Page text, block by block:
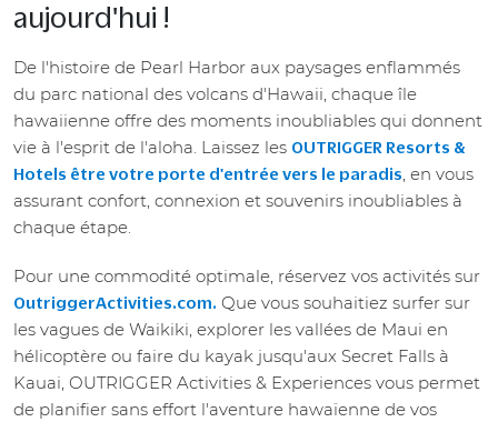
aujourd'hui !
De l'histoire de Pearl Harbor aux paysages enflammés
du parc national des volcans d'Hawaii, chaque île
hawaiienne offre des moments inoubliables qui donnent
vie à l'esprit de l'aloha. Laissez les OUTRIGGER Resorts &
Hotels être votre porte d'entrée vers le paradis, en vous
assurant confort, connexion et souvenirs inoubliables à
chaque étape.
Pour une commodité optimale, réservez vos activités sur
OutriggerActivities.com. Que vous souhaitiez surfer sur
les vagues de Waikiki, explorer les vallées de Maui en
hélicoptère ou faire du kayak jusqu'aux Secret Falls à
Kauai, OUTRIGGER Activities & Experiences vous permet
de planifier sans effort l'aventure hawaïenne de vos